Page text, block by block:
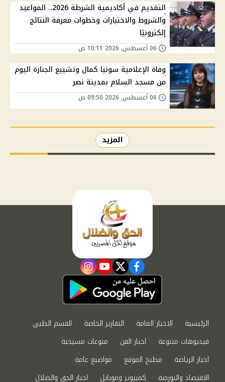
التقديم في أكاديمية الشرطة 2026.. المواعيد
والشروط والاختبارات وخطوات معرفة النتائج
إلكترونيًا
وفاة الإعلامية سونيا كمال وتشييع الجنازة اليوم
من مسجد السلام بمدينة نصر
المزيد
facebook
twitter
youtube
instagram
الرئيسية الاخبار العامة التقارير الخاصة
القسم الطبي
فيديوهات متنوعة
اخبار الفن
منوعات مسيحية
اخبار الرياضة
مطبخ الموقع
مواضيع عامة
الاقتصاد والبورصة
كمبيوتر وموبايل اخبار الحق والضلال